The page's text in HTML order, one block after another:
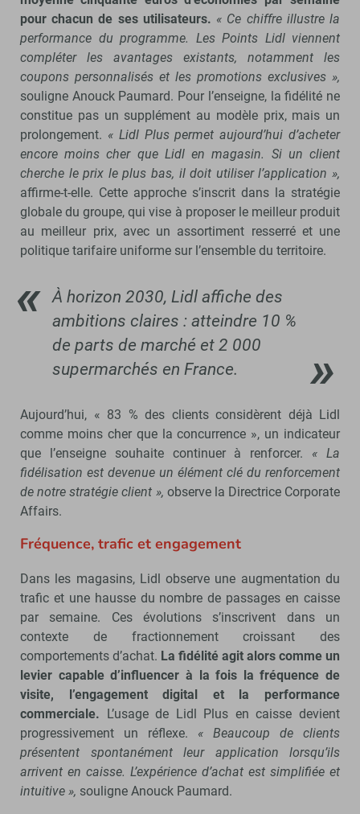
pour chacun de ses utilisateurs. « Ce chiffre illustre la
performance du programme. Les Points Lidl viennent
compléter les avantages existants, notamment les
coupons personnalisés et les promotions exclusives »,
souligne Anouck Paumard. Pour l’enseigne, la fidélité ne
constitue pas un supplément au modèle prix, mais un
prolongement. « Lidl Plus permet aujourd’hui d’acheter
encore moins cher que Lidl en magasin. Si un client
cherche le prix le plus bas, il doit utiliser l’application »,
affirme-t-elle. Cette approche s’inscrit dans la stratégie
globale du groupe, qui vise à proposer le meilleur produit
au meilleur prix, avec un assortiment resserré et une
politique tarifaire uniforme sur l’ensemble du territoire.
À horizon 2030, Lidl affiche des
ambitions claires : atteindre 10 %
de parts de marché et 2 000
supermarchés en France.
Aujourd’hui, « 83 % des clients considèrent déjà Lidl
comme moins cher que la concurrence », un indicateur
que l’enseigne souhaite continuer à renforcer. « La
fidélisation est devenue un élément clé du renforcement
de notre stratégie client », observe la Directrice Corporate
Affairs.
Fréquence, trafic et engagement
Dans les magasins, Lidl observe une augmentation du
trafic et une hausse du nombre de passages en caisse
par semaine. Ces évolutions s’inscrivent dans un
contexte de fractionnement croissant des
comportements d’achat. La fidélité agit alors comme un
levier capable d’influencer à la fois la fréquence de
visite, l’engagement digital et la performance
commerciale. L’usage de Lidl Plus en caisse devient
progressivement un réflexe. « Beaucoup de clients
présentent spontanément leur application lorsqu’ils
arrivent en caisse. L’expérience d’achat est simplifiée et
intuitive », souligne Anouck Paumard.